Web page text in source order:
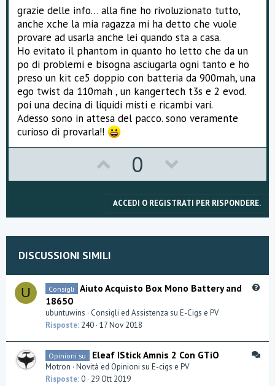
2 Atomizzatori Phantom
1 Caricabatteria con porta USB
1 Adattatore di rete 230V
1 Boccetta ad ago per ricariche
1 Astuccio modello grande portasigarette
1 manuale di istruzioni
In più prenderei qualche cartomizzatore e un Kanger BCC
Evod per provare la differenza (da quello che ho capito la
batteria dovrebbe andare bene quella del kit della ego w)
in più qualche liquido ovviamente!!!
Quale mi consigliate? oppure mi sapete dire qualche altra
Ringrazio tutti anticipatamente!!!
grazie delle info… alla fine ho rivoluzionato tutto,
anche xche la mia ragazza mi ha detto che vuole
provare ad usarla anche lei quando sta a casa.
Ho evitato il phantom in quanto ho letto che da un
po di problemi e bisogna asciugarla ogni tanto e ho
preso un kit ce5 doppio con batteria da 900mah, una
ego twist da 110mah , un kangertech t3s e 2 evod.
poi una decina di liquidi misti e ricambi vari.
Adesso sono in attesa del pacco. sono veramente
curioso di provarla!!
p
v
o
0
o
w
n
t
e
ACCEDI O REGISTRATI PER RISPONDERE.
DISCUSSIONI SIMILI
U
i
o
Consigli
Aiuto Acquisto Box Mono Battery and
18650
ubuntuwins
Consigli ed Assistenza su E-Cigs e PV
Risposte 240 17 Nov 2018
D
Opinioni su Eleaf IStick Amnis 2 Con GTiO
Motron Novità ed Opinioni su E-cigs e PV
Risposte 0 29 Ott 2019